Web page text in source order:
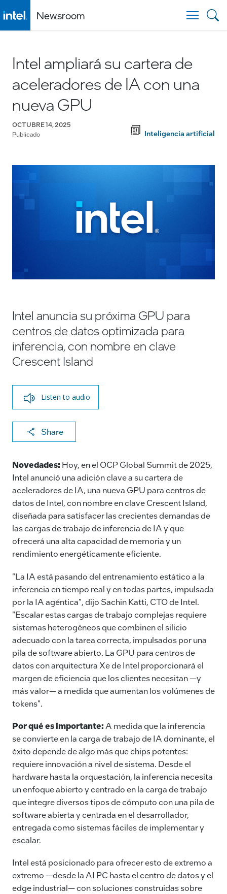
Newsroom
Intel ampliará su cartera de
aceleradores de IA con una
nueva GPU
OCTUBRE 14, 2025
Publicado
Inteligencia artificial
Intel anuncia su próxima GPU para
centros de datos optimizada para
inferencia, con nombre en clave
Crescent Island
Listen to audio
Share
X
a
c
e
b
o
o
k
k
e
dI
n
ai
l
p
y
Li
n
k
Novedades: Hoy, en el OCP Global Summit de 2025,
Intel anunció una adición clave a su cartera de
aceleradores de IA, una nueva GPU para centros de
datos de Intel, con nombre en clave Crescent Island,
diseñada para satisfacer las crecientes demandas de
las cargas de trabajo de inferencia de IA y que
ofrecerá una alta capacidad de memoria y un
rendimiento energéticamente eficiente.
"La IA está pasando del entrenamiento estático a la
inferencia en tiempo real y en todas partes, impulsada
por la IA agéntica", dijo Sachin Katti, CTO de Intel.
"Escalar estas cargas de trabajo complejas requiere
sistemas heterogéneos que combinen el silicio
adecuado con la tarea correcta, impulsados por una
pila de software abierto. La GPU para centros de
datos con arquitectura Xe de Intel proporcionará el
margen de eficiencia que los clientes necesitan —y
más valor— a medida que aumentan los volúmenes de
tokens".
Por qué es importante: A medida que la inferencia
se convierte en la carga de trabajo de IA dominante, el
éxito depende de algo más que chips potentes:
requiere innovación a nivel de sistema. Desde el
hardware hasta la orquestación, la inferencia necesita
un enfoque abierto y centrado en la carga de trabajo
que integre diversos tipos de cómputo con una pila de
software abierta y centrada en el desarrollador,
entregada como sistemas fáciles de implementar y
escalar.
Intel está posicionado para ofrecer esto de extremo a
extremo —desde la AI PC hasta el centro de datos y el
edge industrial— con soluciones construidas sobre